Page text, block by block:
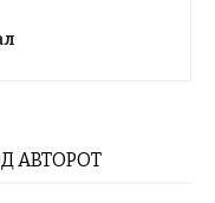
АВТОРОТ